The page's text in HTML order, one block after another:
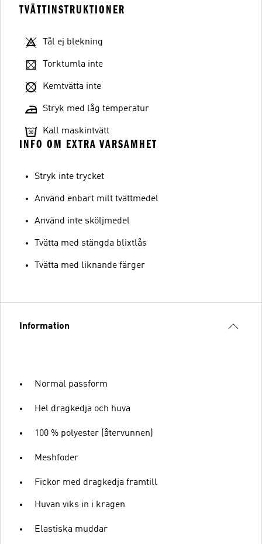
TVÄTTINSTRUKTIONER
Tål ej blekning
Torktumla inte
Kemtvätta inte
Stryk med låg temperatur
Kall maskintvätt
INFO OM EXTRA VARSAMHET
Stryk inte trycket
Använd enbart milt tvättmedel
Använd inte sköljmedel
Tvätta med stängda blixtlås
Tvätta med liknande färger
Information
Normal passform
Hel dragkedja och huva
100 % polyester (återvunnen)
Meshfoder
Fickor med dragkedja framtill
Huvan viks in i kragen
Elastiska muddar